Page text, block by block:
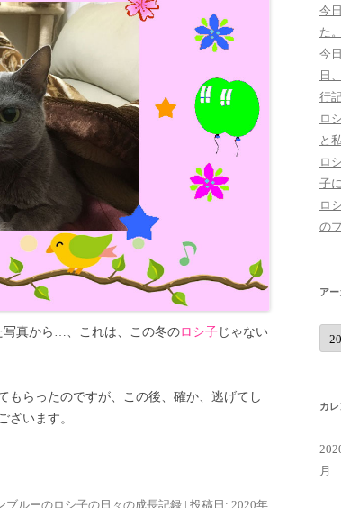
写真から…、これは、この冬のロシ子 じゃない
もらったのですが、この後、確か、逃げてし
ざいます。
ブルーのロシ子の日々の成長記録 | 投稿日: 2020年
今
た
今
日
行
ロ
と
ロ
子
ロ
の
ア
ア
ー
カ
カ
月